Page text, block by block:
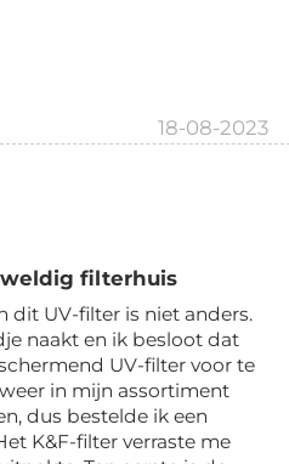
18-08-2023
filterhuis
dit UV-filter is niet anders.
naakt en ik besloot dat
UV-filter voor te
in mijn assortiment
dus bestelde ik een
K&F-filter verraste me